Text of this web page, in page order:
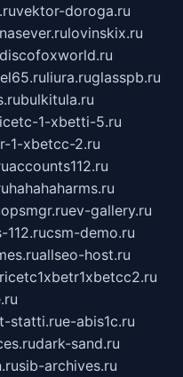
vektor-doroga.ru
lovinskix.ru
discofoxworld.ru
liura.ruglasspb.ru
bulkitula.ru
1-xbetti-5.ru
1-xbetcc-2.ru
accounts112.ru
hahahaharms.ru
opsmgr.ruev-gallery.ru
112.rucsm-demo.ru
allseo-host.ru
statti.rue-abis1c.ru
dark-sand.ru
sib-archives.ru